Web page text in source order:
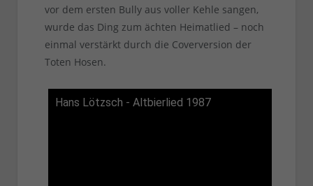
vor dem ersten Bully aus voller Kehle sangen,
wurde das Ding zum ächten Heimatlied – noch
einmal verstärkt durch die Coverversion der
Toten Hosen.
Hans Lötzsch - Altbierlied 1987